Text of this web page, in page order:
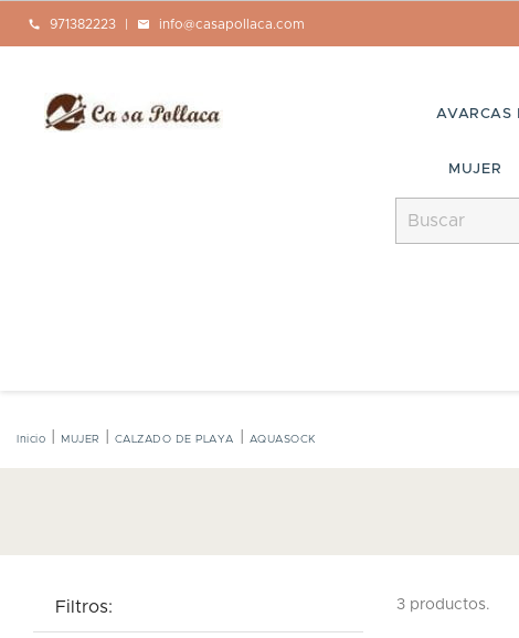
call 971382223 mail info@casapollaca.com
AVARCAS
MUJER
Inicio MUJER CALZADO DE PLAYA AQUASOCK
Filtros: 3 productos.